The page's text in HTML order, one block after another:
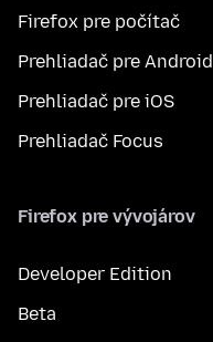
Firefox pre počítač
Prehliadač pre Android
Prehliadač pre iOS
Prehliadač Focus
Firefox pre vývojárov
Developer Edition
Beta